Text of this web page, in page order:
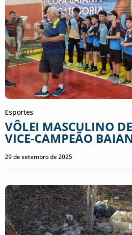
Esportes
VÔLEI MASCULINO
VICE-CAMPEÃO
29 de setembro de 2025